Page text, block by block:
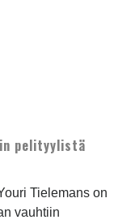
pelityylistä
Tielemans on
vauhtiin